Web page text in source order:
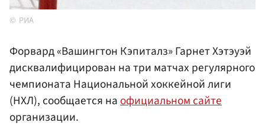
РИА
Форвард «Вашингтон Кэпиталз» Гарнет Хэтэуэй
дисквалифицирован на три матчах регулярного
чемпионата Национальной хоккейной лиги
(НХЛ), сообщается наофициальном сайте
организации.